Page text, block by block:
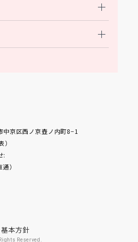
京区西ノ京壺ノ内町8−1
:
）
本方針
Reserved.